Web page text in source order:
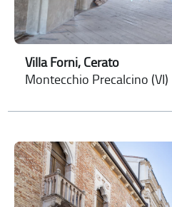
Villa Forni, Cerato
Montecchio Precalcino (VI)